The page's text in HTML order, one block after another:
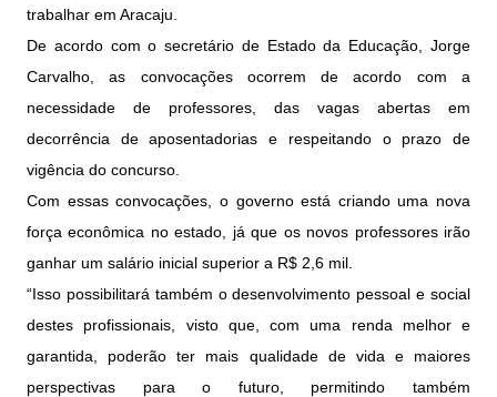
trabalhar em Aracaju.
De acordo com o secretário de Estado da Educação, Jorge
Carvalho, as convocações ocorrem de acordo com a
necessidade de professores, das vagas abertas em
decorrência de aposentadorias e respeitando o prazo de
vigência do concurso.
Com essas convocações, o governo está criando uma nova
força econômica no estado, já que os novos professores irão
ganhar um salário inicial superior a R$ 2,6 mil.
“Isso possibilitará também o desenvolvimento pessoal e social
destes profissionais, visto que, com uma renda melhor e
garantida, poderão ter mais qualidade de vida e maiores
perspectivas para o futuro, permitindo também